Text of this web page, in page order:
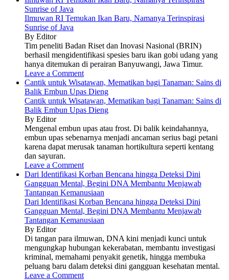
Sunrise of Java
Ilmuwan RI Temukan Ikan Baru, Namanya Terinspirasi
Sunrise of Java
By Editor
Tim peneliti Badan Riset dan Inovasi Nasional (BRIN)
berhasil mengidentifikasi spesies baru ikan gobi udang yang
hanya ditemukan di perairan Banyuwangi, Jawa Timur.
Leave a Comment
Cantik untuk Wisatawan, Mematikan bagi Tanaman: Sains di
Balik Embun Upas Dieng
Cantik untuk Wisatawan, Mematikan bagi Tanaman: Sains di
Balik Embun Upas Dieng
By Editor
Mengenal embun upas atau frost. Di balik keindahannya,
embun upas sebenarnya menjadi ancaman serius bagi petani
karena dapat merusak tanaman hortikultura seperti kentang
dan sayuran.
Leave a Comment
Dari Identifikasi Korban Bencana hingga Deteksi Dini
Gangguan Mental, Begini DNA Membantu Menjawab
Tantangan Kemanusiaan
Dari Identifikasi Korban Bencana hingga Deteksi Dini
Gangguan Mental, Begini DNA Membantu Menjawab
Tantangan Kemanusiaan
By Editor
Di tangan para ilmuwan, DNA kini menjadi kunci untuk
mengungkap hubungan kekerabatan, membantu investigasi
kriminal, memahami penyakit genetik, hingga membuka
peluang baru dalam deteksi dini gangguan kesehatan mental.
Leave a Comment